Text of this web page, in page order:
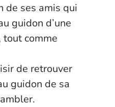
de ses amis qui
guidon d’une
tout comme
de retrouver
guidon de sa